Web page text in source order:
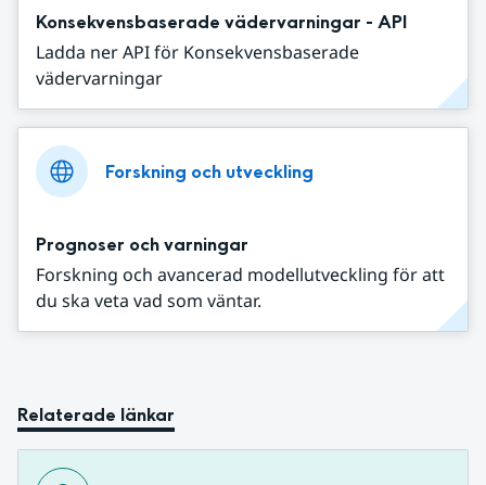
Konsekvensbaserade vädervarningar - API
Ladda ner API för Konsekvensbaserade
vädervarningar
Forskning och utveckling
Prognoser och varningar
Forskning och avancerad modellutveckling för att
du ska veta vad som väntar.
Relaterade länkar